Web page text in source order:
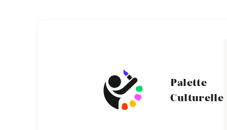
Palette
Culturelle